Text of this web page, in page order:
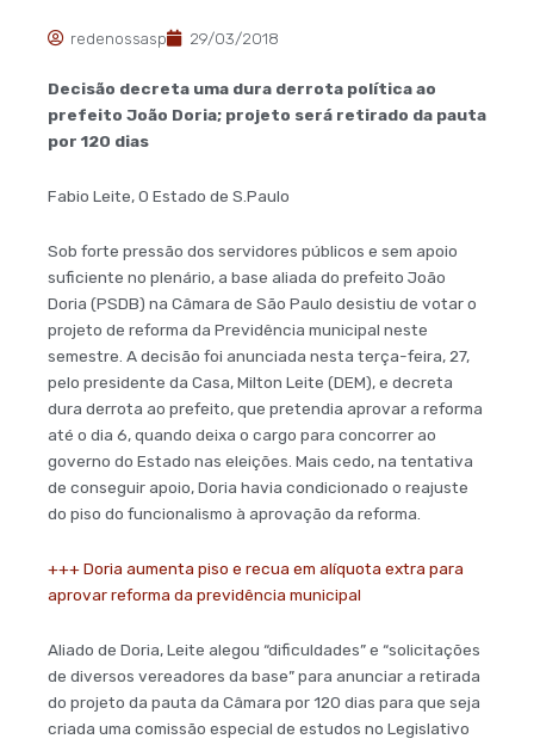
redenossasp 29/03/2018
Decisão decreta uma dura derrota política ao
prefeito João Doria; projeto será retirado da pauta
por 120 dias
Fabio Leite, O Estado de S.Paulo
Sob forte pressão dos servidores públicos e sem apoio
suficiente no plenário, a base aliada do prefeito João
Doria (PSDB) na Câmara de São Paulo desistiu de votar o
projeto de reforma da Previdência municipal neste
semestre. A decisão foi anunciada nesta terça-feira, 27,
pelo presidente da Casa, Milton Leite (DEM), e decreta
dura derrota ao prefeito, que pretendia aprovar a reforma
até o dia 6, quando deixa o cargo para concorrer ao
governo do Estado nas eleições. Mais cedo, na tentativa
de conseguir apoio, Doria havia condicionado o reajuste
do piso do funcionalismo à aprovação da reforma.
+++ Doria aumenta piso e recua em alíquota extra para
aprovar reforma da previdência municipal
Aliado de Doria, Leite alegou “dificuldades” e “solicitações
de diversos vereadores da base” para anunciar a retirada
do projeto da pauta da Câmara por 120 dias para que seja
criada uma comissão especial de estudos no Legislativo